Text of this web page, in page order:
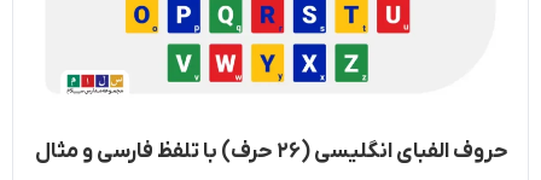
حروف الفبای انگلیسی (۲۶ حرف) با تلفظ فارسی و مثال